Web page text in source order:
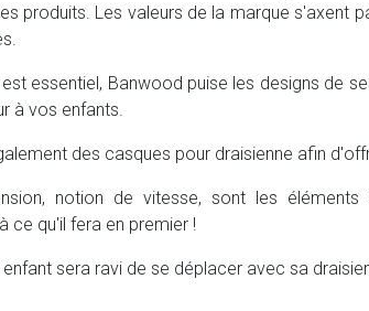
produits. Les valeurs de la marque s'axent
est essentiel, Banwood puise les designs de
à vos enfants.
des casques pour draisienne afin
notion de vitesse, sont les
ce qu'il fera en premier !
sera ravi de se déplacer avec sa